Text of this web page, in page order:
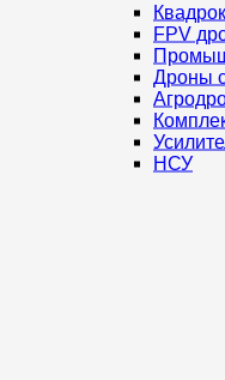
FPV
Дроны
НСУ